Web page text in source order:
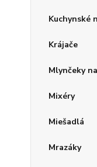
Kuchynské
Krájače
Mlynčeky
Mixéry
Miešadlá
Mrazáky